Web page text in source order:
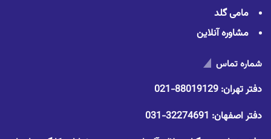
مامی گلد
مشاوره آنلاین
شماره تماس
دفتر تهران: 88019129-021
دفتر اصفهان: 32274691-031